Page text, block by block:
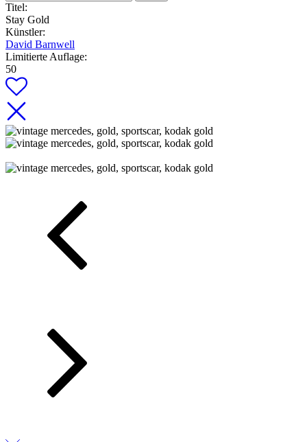
Titel:
Stay Gold
Künstler:
David Barnwell
Limitierte Auflage:
50